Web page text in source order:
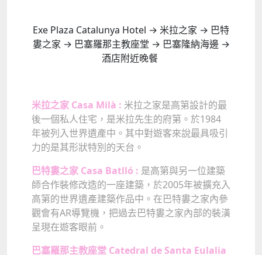
Exe Plaza Catalunya Hotel → 米拉之家 → 巴特
婁之家 → 巴塞羅那主教座堂 → 巴塞隆納海邊 →
酒店附近晚餐
米拉之家 Casa Milà : 米拉之家是高第設計的最
後一個私人住宅，是米拉先生的府第。於1984
年被列入世界遺產中。其中對遊客來說最具吸引
力的是其形狀特別的天台。
巴特婁之家 Casa Batlló : 是高第與另一位建築
師合作裝修改造的一座建築，於2005年被擴充入
高第的世界遺產建築作品中。在巴特婁之家內參
觀會有AR導覽機，把過去巴特婁之家內部的裝潢
呈現在遊客眼前。
巴塞羅那主教座堂 Catedral de Santa Eulalia